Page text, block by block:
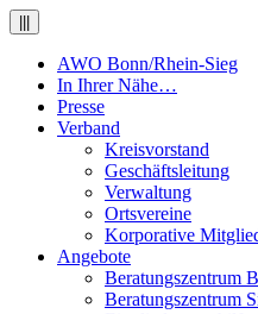
AWO Bonn/Rhein-Sieg
In Ihrer Nähe…
Presse
Verband
Kreisvorstand
Geschäftsleitung
Verwaltung
Ortsvereine
Korporative
Angebote
Beratungszentrum
Beratungszentrum